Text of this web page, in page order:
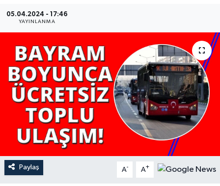
05.04.2024 - 17:46
YAYINLANMA
Paylaş A- A+
YAŞAM